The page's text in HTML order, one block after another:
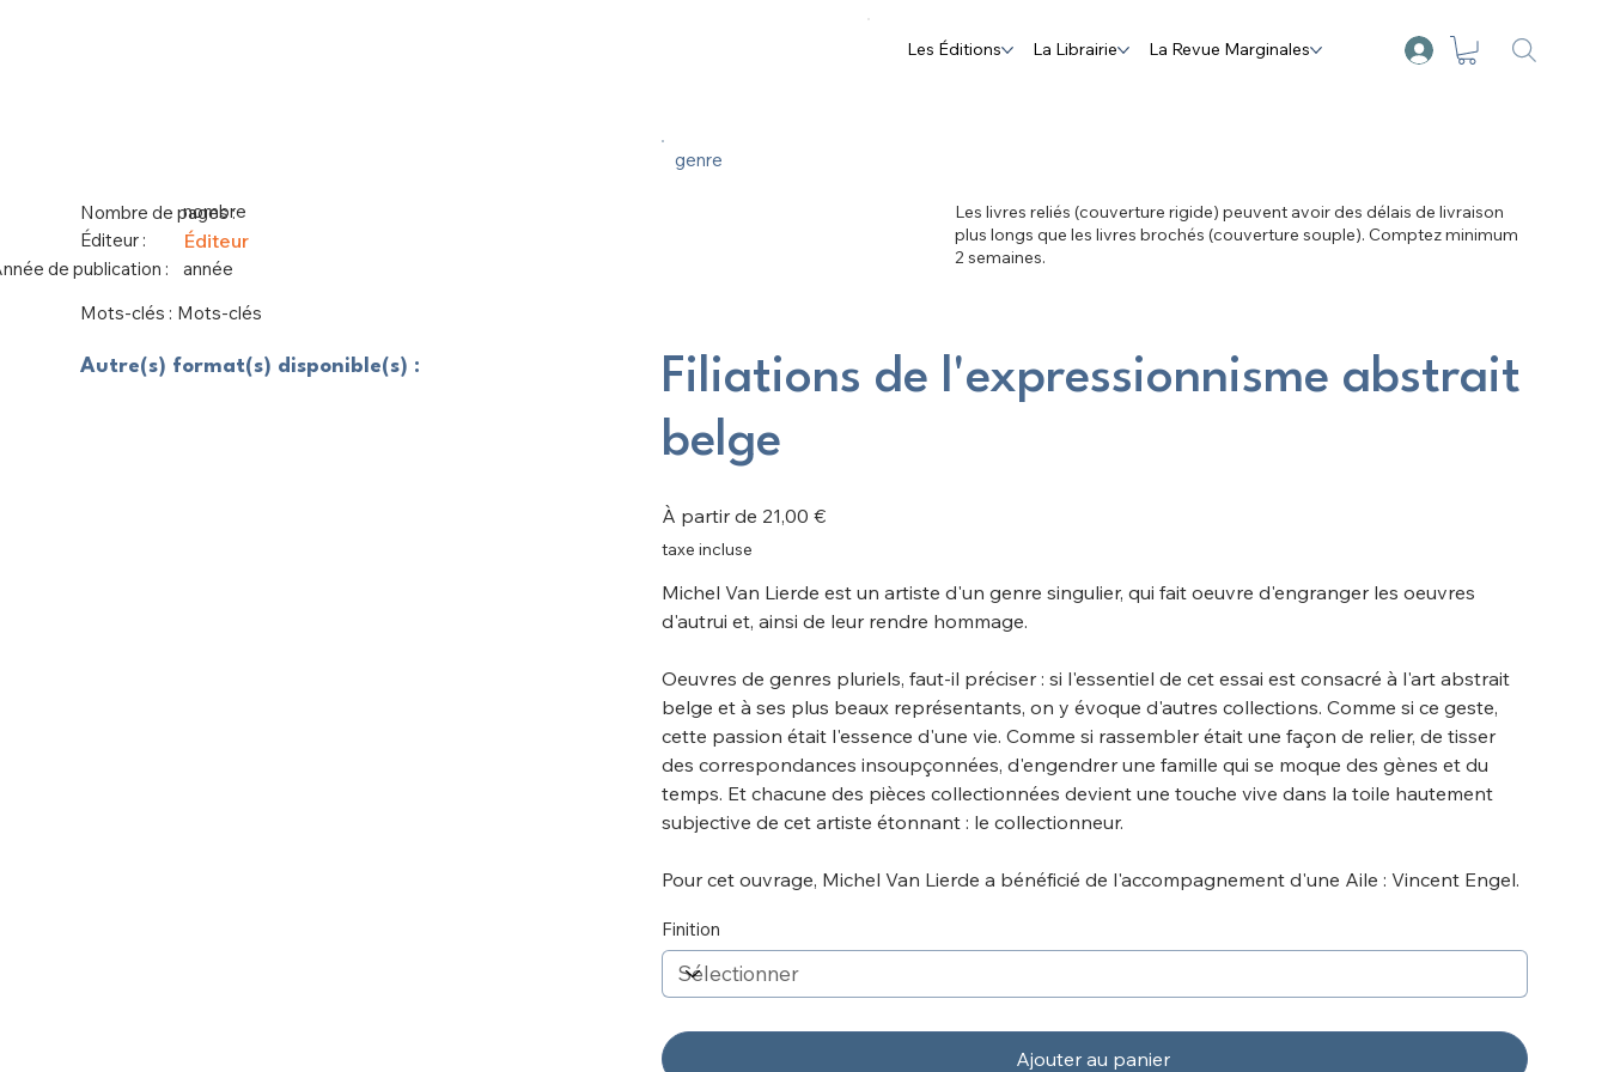
Les Éditions La Librairie La Revue Marginales
Nombre de pages :
Éditeur :
de publication :
nombre
Éditeur
année
Mots-clés : Mots-clés
Autre(s) format(s) disponible(s) :
genre
Les livres reliés (couverture rigide) peuvent avoir des délais de livraison
plus longs que les livres brochés (couverture souple). Comptez minimum
2 semaines.
Filiations de l'expressionnisme abstrait
belge
À partir de Prix
21,00 €
taxe incluse
Michel Van Lierde est un artiste d'un genre singulier, qui fait oeuvre d'engranger les oeuvres
d'autrui et, ainsi de leur rendre hommage.
Oeuvres de genres pluriels, faut-il préciser : si l'essentiel de cet essai est consacré à l'art abstrait
belge et à ses plus beaux représentants, on y évoque d'autres collections. Comme si ce geste,
cette passion était l'essence d'une vie. Comme si rassembler était une façon de relier, de tisser
des correspondances insoupçonnées, d'engendrer une famille qui se moque des gènes et du
temps. Et chacune des pièces collectionnées devient une touche vive dans la toile hautement
subjective de cet artiste étonnant : le collectionneur.
Pour cet ouvrage, Michel Van Lierde a bénéficié de l'accompagnement d'une Aile : Vincent Engel.
Finition
Ajouter au panier